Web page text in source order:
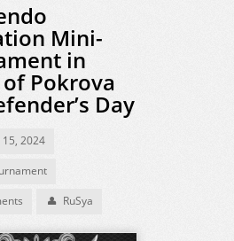
Mini-
in
Pokrova
Day
2024
RuSya